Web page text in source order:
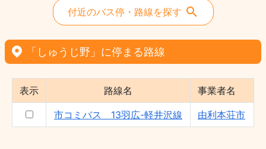
付近のバス停・路線を探す
「しゅうじ野」に停まる路線
表示 路線名 事業者名
市コミバス 13羽広-軽井沢線 由利本荘市